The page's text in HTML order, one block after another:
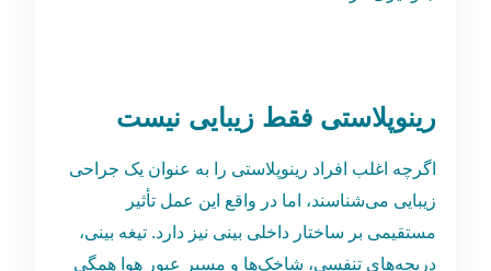
رینوپلاستی فقط زیبایی نیست
اگرچه اغلب افراد رینوپلاستی را به ‌عنوان یک جراحی
زیبایی می‌شناسند، اما در واقع این عمل تأثیر
مستقیمی بر ساختار داخلی بینی نیز دارد. تیغه بینی،
دریچه‌های تنفسی، شاخک‌ها و مسیر عبور هوا همگی